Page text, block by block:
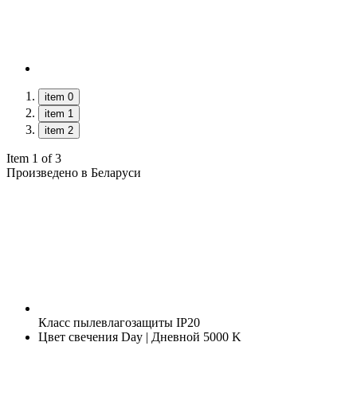
item 0
item 1
item 2
Item 1 of 3
Произведено в Беларуси
Класс пылевлагозащиты IP20
Цвет свечения Day | Дневной 5000 K